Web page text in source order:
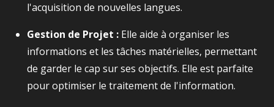
l'acquisition de nouvelles langues.
Gestion de Projet : Elle aide à organiser les
informations et les tâches matérielles, permettant
de garder le cap sur ses objectifs. Elle est parfaite
pour optimiser le traitement de l'information.